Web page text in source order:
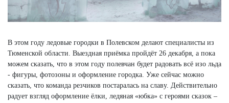
В этом году ледовые городки в Полевском делают специалисты из
Тюменской области. Выездная приёмка пройдёт 26 декабря, а пока
можем сказать, что в этом году полевчан будет радовать всё изо льда
- фигуры, фотозоны и оформление городка. Уже сейчас можно
сказать, что команда резчиков постаралась на славу. Действительно
радует взгляд оформление ёлки, ледяная «юбка» с героями сказок –